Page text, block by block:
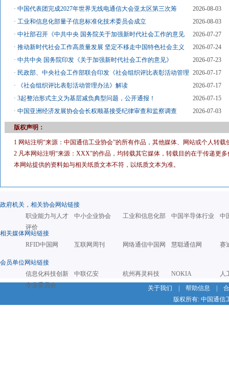
·中国代表团完成2027年世界无线电通信大会亚太区第三次筹
2026-08-03
·工业和信息化部量子信息标准化技术委员会成立
2026-08-03
·中社部召开《中共中央 国务院关于加强新时代社会工作的意见
2026-07-27
·推动新时代社会工作高质量发展 坚定不移走中国特色社会主义
2026-07-24
·中共中央 国务院印发《关于加强新时代社会工作的意见》
2026-07-23
· 民政部、中央社会工作部联合印发《社会组织评比表彰活动管理
2026-07-17
·
《社会组织评比表彰活动管理办法》解读
2026-07-17
·3起整治形式主义为基层减负典型问题，公开通报！
2026-07-15
·中国亚洲经济发展协会会长权顺基接受纪律审查和监察调查 2026-07-03
版权声明：
1 网站注明“来源：中国通信工业协会”的所有作品，其他媒体、网站或个人转
2 凡本网站注明“来源：XXX”的作品，均转载其它媒体，转载目的在于传递更
本网站提供的资料如与相关纸质文本不符，以纸质文本为准。
政府机关，相关协会网站链接
职业能力与人才
评价
中小企业协会 工业和信息化部 中国半导体行业 中
相关媒体网站链接
RFID中国网
互联网周刊 网络通信中国网 慧聪通信网 赛
会员单位网站链接
信息化科技创新
专业委员会
中联亿安 杭州再灵科技 NOKIA
人
关于我们
帮助信息
版权所有: 中国通信